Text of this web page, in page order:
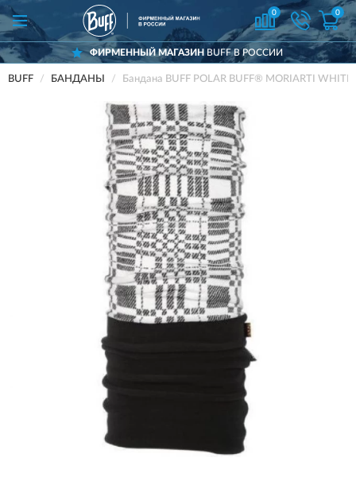
0 0
ФИРМЕННЫЙ МАГАЗИН BUFF В РОССИИ
BUFF БАНДАНЫ Бандана BUFF POLAR BUFF® MORIARTI